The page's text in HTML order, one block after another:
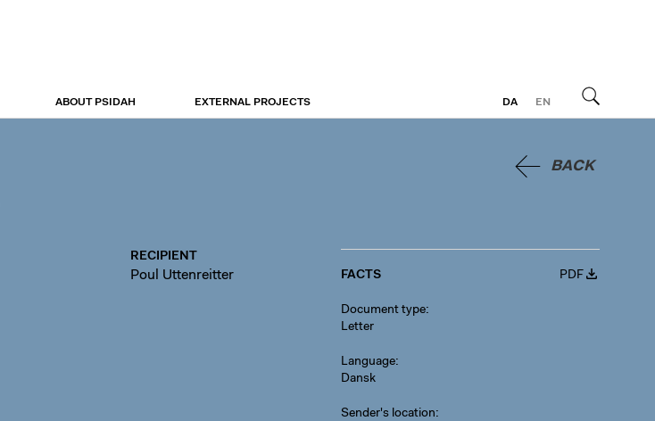
DA
EN
ABOUT PSIDAH EXTERNAL PROJECTS
BACK
RECIPIENT
Poul Uttenreitter FACTS PDF
Document type
Letter
Language
Dansk
Sender's location